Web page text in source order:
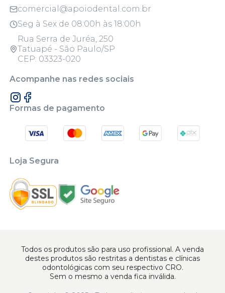
comercial@apoiodental.com.br
Seg à Sex de 08:00h às 18:00h
Rua Serra de Juréa, 250
Tatuapé - São Paulo/SP
CEP: 03323-020
Acompanhe nas redes sociais
Formas de pagamento
Loja Segura
Todos os produtos são para uso profissional. A venda
destes produtos são restritas a dentistas e clínicas
odontológicas com seu respectivo CRO.
Sem o mesmo a venda fica inválida.